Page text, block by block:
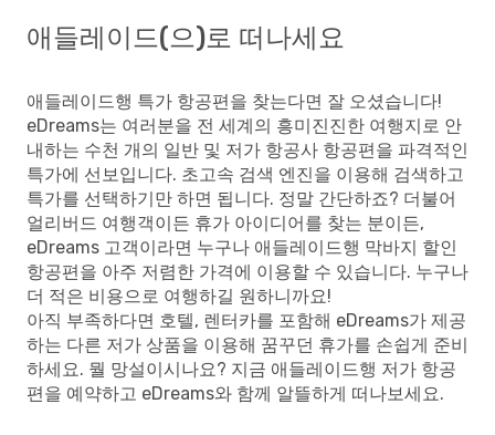
애들레이드(으)로 떠나세요
애들레이드행 특가 항공편을 찾는다면 잘 오셨습니다!
eDreams는 여러분을 전 세계의 흥미진진한 여행지로 안
내하는 수천 개의 일반 및 저가 항공사 항공편을 파격적인
특가에 선보입니다. 초고속 검색 엔진을 이용해 검색하고
특가를 선택하기만 하면 됩니다. 정말 간단하죠? 더불어
얼리버드 여행객이든 휴가 아이디어를 찾는 분이든,
eDreams 고객이라면 누구나 애들레이드행 막바지 할인
항공편을 아주 저렴한 가격에 이용할 수 있습니다. 누구나
더 적은 비용으로 여행하길 원하니까요!
아직 부족하다면 호텔, 렌터카를 포함해 eDreams가 제공
하는 다른 저가 상품을 이용해 꿈꾸던 휴가를 손쉽게 준비
하세요. 뭘 망설이시나요? 지금 애들레이드행 저가 항공
편을 예약하고 eDreams와 함께 알뜰하게 떠나보세요.